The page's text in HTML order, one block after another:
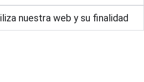
nuestra web y su finalidad